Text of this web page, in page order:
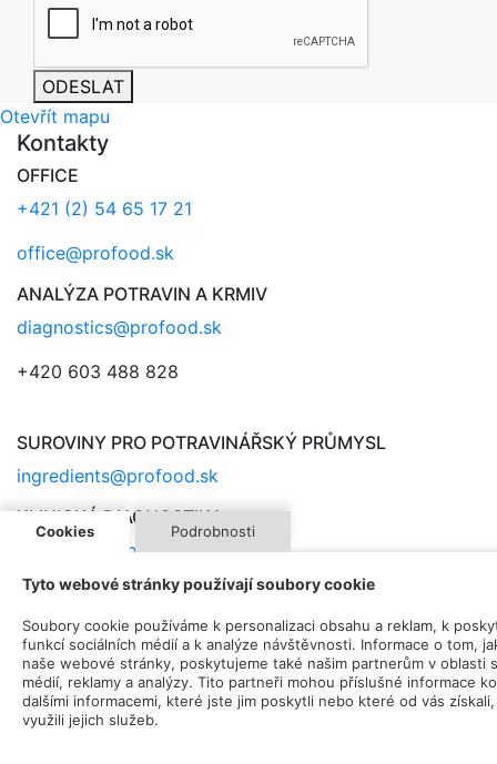
ODESLAT
Otevřít mapu
Kontakty
OFFICE
+421 (2) 54 65 17 21
office@profood.sk
ANALÝZA POTRAVIN A KRMIV
diagnostics@profood.sk
+420 603 488 828
SUROVINY PRO POTRAVINÁŘSKÝ PRŮMYSL
ingredients@profood.sk
KLINICKÁ DIAGNOSTIKA
clinical@profood.sk
ADRESA
JEMO TRADING, spol. s r.o.
Topoľová 18
811 04 Bratislava
Slovenská republika
Cookies Podrobnosti
Tyto webové stránky používají soubory cookie
Soubory cookie používáme k personalizaci obsahu a reklam, k
funkcí sociálních médií a k analýze návštěvnosti. Informace o tom,
naše webové stránky, poskytujeme také našim partnerům v oblasti
médií, reklamy a analýzy. Tito partneři mohou příslušné informace
dalšími informacemi, které jste jim poskytli nebo které od vás
využili jejich služeb.